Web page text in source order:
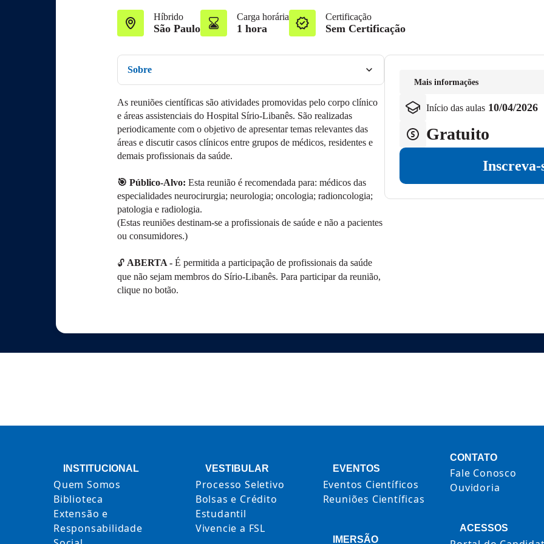
Híbrido
São Paulo
Carga horária
1 hora
Certificação
Sem Certificação
Sobre
As reuniões científicas são atividades promovidas pelo corpo clínico
e áreas assistenciais do Hospital Sírio-Libanês. São realizadas
periodicamente com​ o objetivo de apresentar temas relevantes das
áreas e di​scutir casos clínicos entre grupos de médicos, residentes e
demais profissionais da saúde.
🎯 Público-Alvo:Esta reunião é recomendada para: médicos das
especialidades neurocirurgia; neurologia; oncologia; radioncologia;
patologia e radiologia.
(Estas reuniões destinam-se a profissionais de saúde e não a pacientes
ou consumidores.)
🔓 ABERTA - É permitida a participação de profissionais da saúde
que não sejam membros do Sírio-Libanês. Para participar da reunião,
clique no botão.
Mais informações
Início das aulas 10/04/2026
Gratuito
Inscreva-
INSTITUCIONAL
Quem Somos
Biblioteca
Extensão e
Responsabilidade
VESTIBULAR
Processo Seletivo
Bolsas e Crédito
Estudantil
Vivencie a FSL
EVENTOS
Eventos Científicos
Reuniões Científicas
IMERSÃO
CONTATO
Fale Conosco
Ouvidoria
ACESSOS